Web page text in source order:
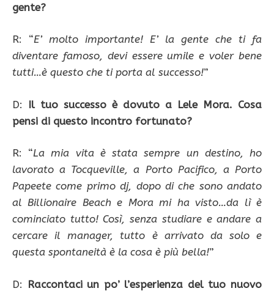
gente?
R: “E’ molto importante! E’ la gente che ti fa
diventare famoso, devi essere umile e voler bene
tutti…è questo che ti porta al successo!”
D: Il tuo successo è dovuto a Lele Mora. Cosa
pensi di questo incontro fortunato?
R: “La mia vita è stata sempre un destino, ho
lavorato a Tocqueville, a Porto Pacifico, a Porto
Papeete come primo dj, dopo di che sono andato
al Billionaire Beach e Mora mi ha visto…da lì è
cominciato tutto! Così, senza studiare e andare a
cercare il manager, tutto è arrivato da solo e
questa spontaneità è la cosa è più bella!”
D: Raccontaci un po’ l’esperienza del tuo nuovo